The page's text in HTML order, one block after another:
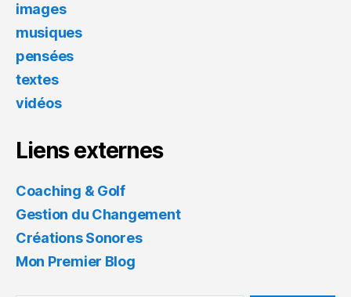
images
musiques
pensées
textes
vidéos
Liens externes
Coaching & Golf
Gestion du Changement
Créations Sonores
Mon Premier Blog